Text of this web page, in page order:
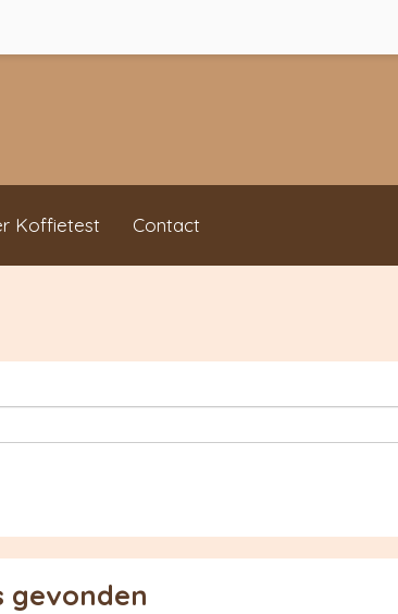
Koffietest Contact
gevonden